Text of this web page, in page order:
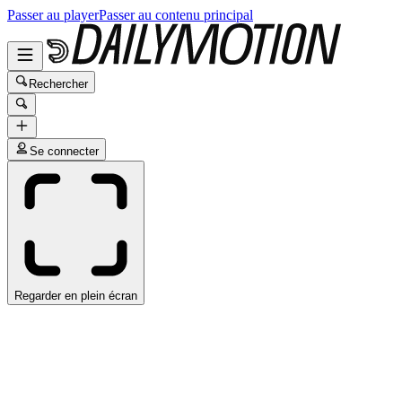
Passer au playerPasser au contenu principal
Rechercher
Se connecter
Regarder en plein écran